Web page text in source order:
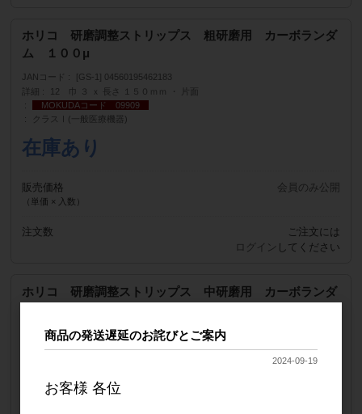
ホリコ 研磨調整ストリップス 粗研磨用 カーボランダ
ム １００μ
JANコード
[GS-1] 04560195462183
詳細
12 巾 ３ ｘ 長さ １５０ｍｍ ・ 片面
MOKUDAコード 09909
クラスⅠ(一般医療機器)
在庫あり
販売価格
（単価 × 入数）
会員のみ公開
注文数
ご注文には
ログイン してください
ホリコ 研磨調整ストリップス 中研磨用 カーボランダ
JANコード
[GS-1] 04560195462190
商品の発送遅延のお詫びとご案内
2024-09-19
お客様 各位